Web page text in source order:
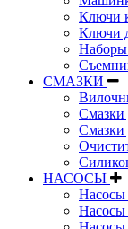
Ключи
Ключи
Наборы
СМАЗКИ
Смазки
Смазки
НАСОСЫ
Насосы